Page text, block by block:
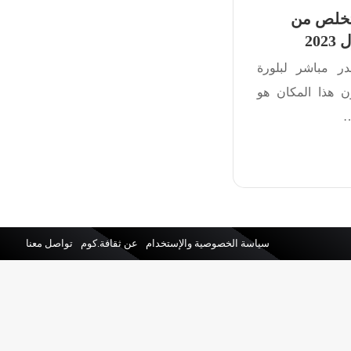
من
مباشر لبلورة
هذا المكان هو
سياسة الخصوصية والإستخدام عن ثقافة.كوم تواصل معنا